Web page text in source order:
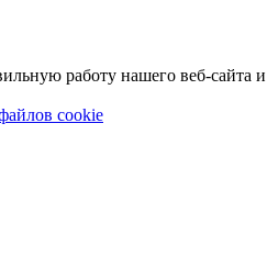
работу нашего веб-сайта и
cookie